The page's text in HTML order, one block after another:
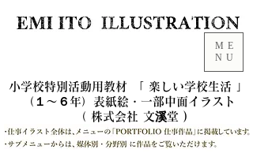
ME
NU
小学校特別活動用教材 「 楽しい学校生活 」
（１～６年） 表紙絵・一部中面イラスト
（ 株式会社 文溪堂 )